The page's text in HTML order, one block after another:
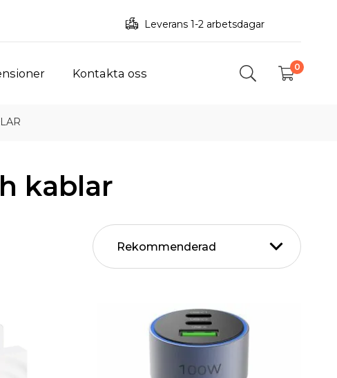
Leverans 1-2 arbetsdagar
Kontakta oss 0
kablar